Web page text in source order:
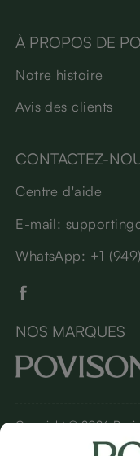
À PROPOS DE
Notre histoire
Avis des clients
CONTACTEZ-
Centre d'aide
E-mail:
WhatsApp: +1
NOS MARQUES
Copyright © 2026
Conditions générales